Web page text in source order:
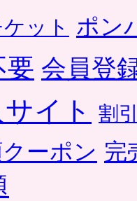
ット ポン
要 会員登
イト 割
ーポン 完